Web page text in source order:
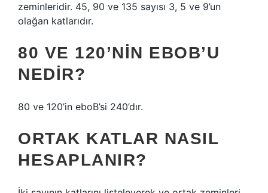
zeminleridir. 45, 90 ve 135 sayısı 3, 5 ve 9’un
olağan katlarıdır.
80 VE 120’NIN EBOB’U
NEDIR?
80 ve 120’in eboB’si 240’dır.
ORTAK KATLAR NASIL
HESAPLANIR?